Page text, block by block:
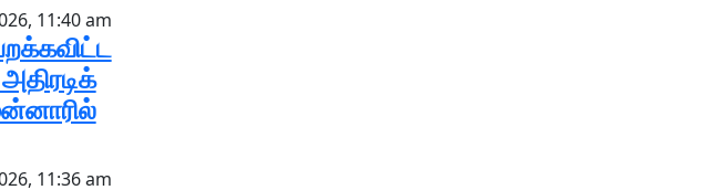
11:40 am
11:36 am